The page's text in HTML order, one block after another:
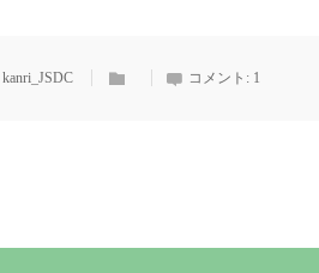
kanri_JSDC コメント: 1